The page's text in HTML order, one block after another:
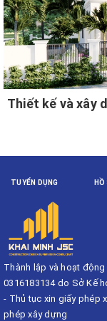
Thiết kế và xây
TUYỂN DỤNG
Thành lập và hoạt
0316183134 do Sở Kế
- Thủ tục xin giấy phép
phép xây dựng